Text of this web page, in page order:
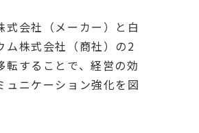
式会社（メーカー）と白
ム株式会社（商社）の2
転することで、経営の効
ュニケーション強化を図